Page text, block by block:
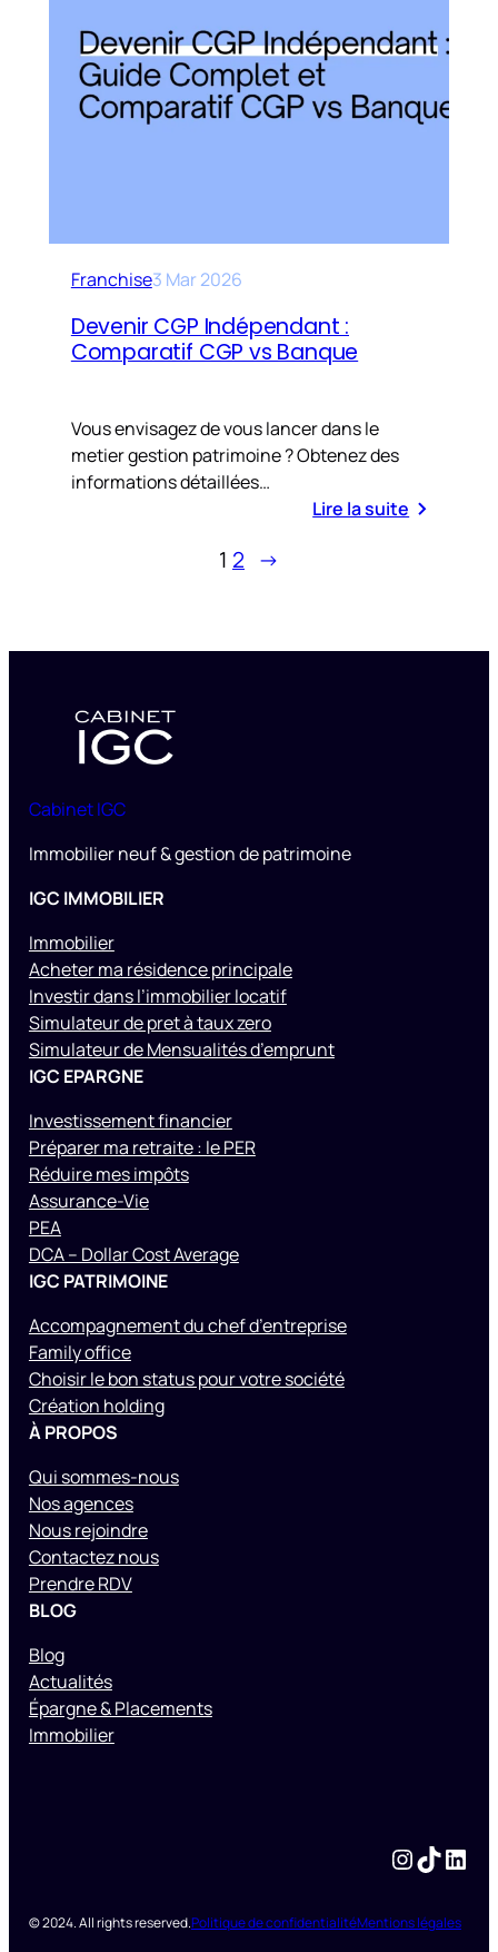
Franchise3 Mar 2026
Devenir CGP Indépendant :
Comparatif CGP vs Banque
Vous envisagez de vous lancer dans le
metier gestion patrimoine ? Obtenez des
informations détaillées…
Lire la suite
1 2 →
Cabinet IGC
Immobilier neuf & gestion de patrimoine
IGC IMMOBILIER
Immobilier
Acheter ma résidence principale
Investir dans l’immobilier locatif
Simulateur de pret à taux zero
Simulateur de Mensualités d’emprunt
IGC EPARGNE
Investissement financier
Préparer ma retraite : le PER
Réduire mes impôts
Assurance-Vie
PEA
DCA – Dollar Cost Average
IGC PATRIMOINE
Accompagnement du chef d’entreprise
Family office
Choisir le bon status pour votre société
Création holding
À PROPOS
Qui sommes-nous
Nos agences
Nous rejoindre
Contactez nous
Prendre RDV
BLOG
Blog
Actualités
Épargne & Placements
Immobilier
© 2024. All rights reserved.Politique de confidentialitéMentions légales
InstagramTikTok LinkedIn